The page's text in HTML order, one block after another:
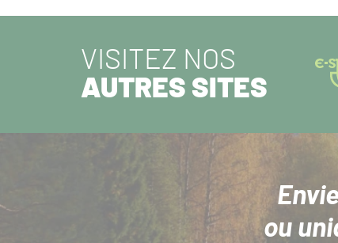
VISITEZ NOS
AUTRES SITES
ou